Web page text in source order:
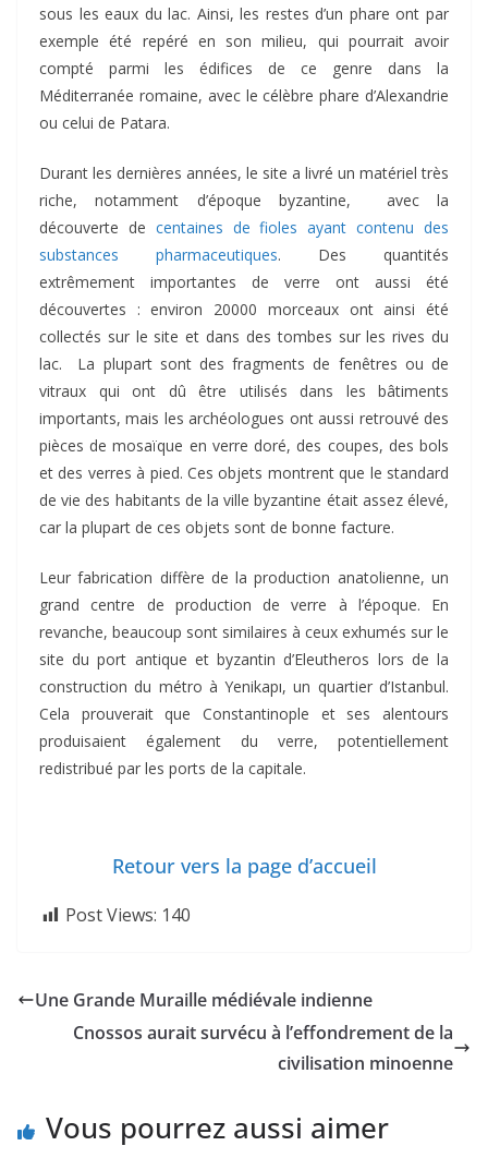
sous les eaux du lac. Ainsi, les restes d’un phare ont par
exemple été repéré en son milieu, qui pourrait avoir
compté parmi les édifices de ce genre dans la
Méditerranée romaine, avec le célèbre phare d’Alexandrie
ou celui de Patara.
Durant les dernières années, le site a livré un matériel très
riche, notamment d’époque byzantine, avec la
découverte de centaines de fioles ayant contenu des
substances pharmaceutiques. Des quantités
extrêmement importantes de verre ont aussi été
découvertes : environ 20000 morceaux ont ainsi été
collectés sur le site et dans des tombes sur les rives du
lac. La plupart sont des fragments de fenêtres ou de
vitraux qui ont dû être utilisés dans les bâtiments
importants, mais les archéologues ont aussi retrouvé des
pièces de mosaïque en verre doré, des coupes, des bols
et des verres à pied. Ces objets montrent que le standard
de vie des habitants de la ville byzantine était assez élevé,
car la plupart de ces objets sont de bonne facture.
Leur fabrication diffère de la production anatolienne, un
grand centre de production de verre à l’époque. En
revanche, beaucoup sont similaires à ceux exhumés sur le
site du port antique et byzantin d’Eleutheros lors de la
construction du métro à Yenikapı, un quartier d’Istanbul.
Cela prouverait que Constantinople et ses alentours
produisaient également du verre, potentiellement
redistribué par les ports de la capitale.
Retour vers la page d’accueil
Post Views: 140
Une Grande Muraille médiévale indienne
Cnossos aurait survécu à l’effondrement de la
civilisation minoenne
Vous pourrez aussi aimer